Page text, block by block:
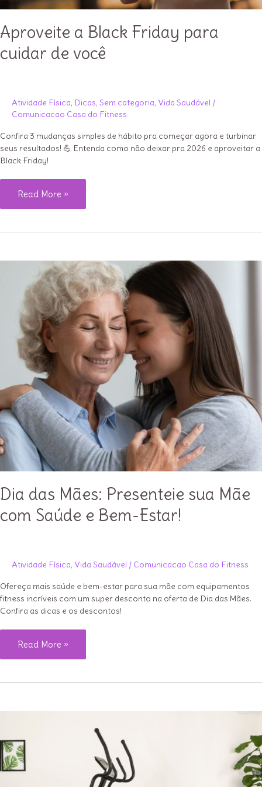
Aproveite a Black Friday para
cuidar de você
Atividade Física, Dicas, Sem categoria, Vida Saudável /
Comunicacao Casa do Fitness
Confira 3 mudanças simples de hábito pra começar agora e turbinar
seus resultados! 💪 Entenda como não deixar pra 2026 e aproveitar a
Black Friday!
Aproveite
a
cuidar
de
Read More »
Dia das Mães: Presenteie sua Mãe
com Saúde e Bem-Estar!
Atividade Física, Vida Saudável / Comunicacao Casa do Fitness
Ofereça mais saúde e bem-estar para sua mãe com equipamentos
fitness incríveis com um super desconto na oferta de Dia das Mães.
Confira as dicas e os descontos!
Dia
das
com
Saúde
e
Read More »